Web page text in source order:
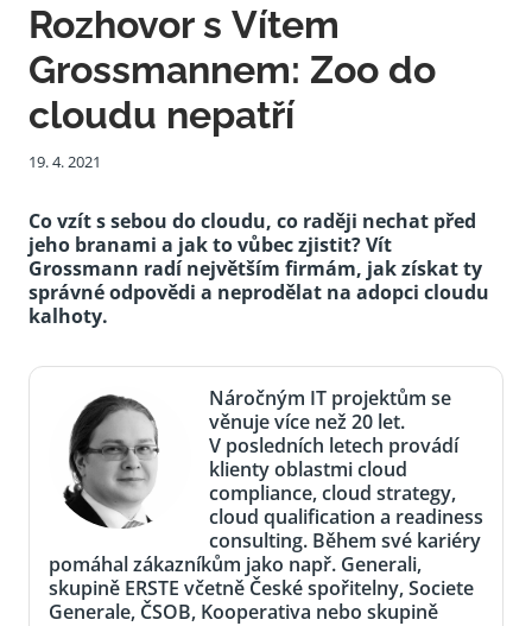
Rozhovor s Vítem
Grossmannem: Zoo do
cloudu nepatří
19. 4. 2021
Co vzít s sebou do cloudu, co raději nechat před
jeho branami a jak to vůbec zjistit? Vít
Grossmann radí největším firmám, jak získat ty
správné odpovědi a neprodělat na adopci cloudu
kalhoty.
Náročným IT projektům se
věnuje více než 20 let.
V posledních letech provádí
klienty oblastmi cloud
compliance, cloud strategy,
cloud qualification a readiness
consulting. Během své kariéry
pomáhal zákazníkům jako např. Generali,
skupině ERSTE včetně České spořitelny, Societe
Generale, ČSOB, Kooperativa nebo skupině